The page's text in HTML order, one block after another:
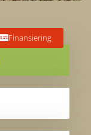
Finansiering